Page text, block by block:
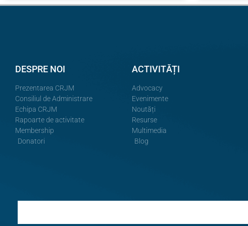
DESPRE NOI
Prezentarea CRJM
Consiliul de Administrare
Echipa CRJM
Rapoarte de activitate
Membership
Donatori
ACTIVITĂȚI
Advocacy
Evenimente
Noutăți
Resurse
Multimedia
Blog